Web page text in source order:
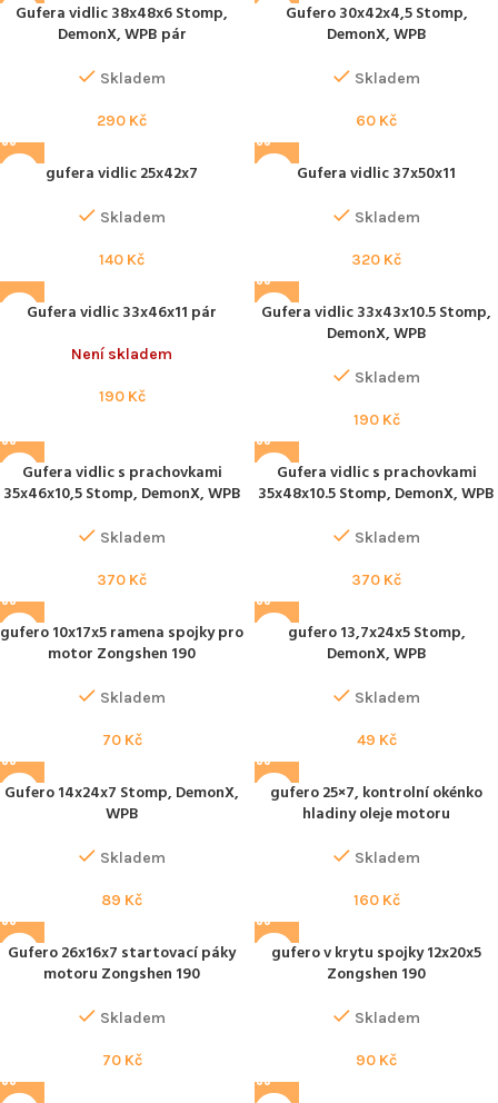
Gufera vidlic 38x48x6 Stomp,
DemonX, WPB pár
Skladem
290 Kč
Gufero 30x42x4,5 Stomp,
DemonX, WPB
Skladem
60 Kč
gufera vidlic 25x42x7
Skladem
140 Kč
Gufera vidlic 37x50x11
Skladem
320 Kč
Gufera vidlic 33x46x11 pár
Není skladem
190 Kč
Gufera vidlic 33x43x10.5 Stomp,
DemonX, WPB
Skladem
190 Kč
Gufera vidlic s prachovkami
35x46x10,5 Stomp, DemonX, WPB
Skladem
370 Kč
Gufera vidlic s prachovkami
35x48x10.5 Stomp, DemonX, WPB
Skladem
370 Kč
gufero 10x17x5 ramena spojky pro
motor Zongshen 190
Skladem
70 Kč
gufero 13,7x24x5 Stomp,
DemonX, WPB
Skladem
49 Kč
Gufero 14x24x7 Stomp, DemonX,
WPB
Skladem
89 Kč
gufero 25×7, kontrolní okénko
hladiny oleje motoru
Skladem
160 Kč
Gufero 26x16x7 startovací páky
motoru Zongshen 190
Skladem
70 Kč
gufero v krytu spojky 12x20x5
Zongshen 190
Skladem
90 Kč